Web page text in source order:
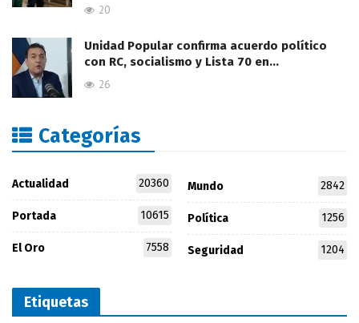
20
Unidad Popular confirma acuerdo político
con RC, socialismo y Lista 70 en…
26
Categorías
Actualidad 20360
Portada 10615
El Oro 7558
Mundo 2842
Política 1256
Seguridad 1204
Etiquetas